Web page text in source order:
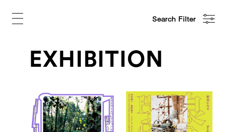
EXHIBITION
Search Filter